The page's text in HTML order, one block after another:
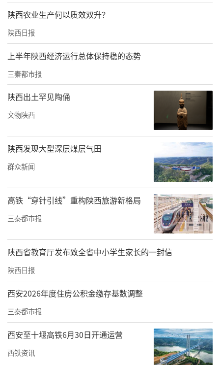
镐队对前期考古勘探发现的遗迹进行了发掘，2
竖穴土坑墓和1座形制不详的墓葬。
这些墓葬中，M5为斜坡墓道单天井单砖室墓，
因被严重盗扰，未发现葬具和人骨。M5共出土
器物19件，有铜镜1件、开元通宝1枚、残铜饰1
件、陶动物俑4件、陶人物俑7件、陶瓶1件、陶
M6为斜坡墓道单天井单土洞室墓，由墓道、过
洞、天井、甬道和墓室5部分组成。墓室呈长方
形，扰乱严重，西侧发现残留长方形棺痕，未
发现人骨。M6共出土器物21件，有陶人物俑15
件、陶骑马俑2件、陶武士俑2件、陶器盖1件和
M22为斜坡墓道单土洞室墓，由墓道和墓室两部
分组成。墓室平面略呈梯形，顶部被破坏，应
为土洞拱顶式。墓室西侧发现一具人骨，保存
较好，经初步鉴定为一成年女性。该墓被盗
扰，只出土陶罐1件、贝壳1件和乾元重宝铜钱1
枚。
M12为竖井式带台阶墓道单土洞室墓，由墓道、
陕西农业生产何以质效双升？
陕西日报
上半年陕西经济运行总体保持稳的态势
三秦都市报
陕西出土罕见陶俑
文物陕西
陕西发现大型深层煤层气田
群众新闻
高铁“穿针引线”重构陕西旅游新格局
三秦都市报
陕西省教育厅发布致全省中小学生家长的一封信
陕西日报
西安2026年度住房公积金缴存基数调整
三秦都市报
西安至十堰高铁6月30日开通运营
西铁资讯